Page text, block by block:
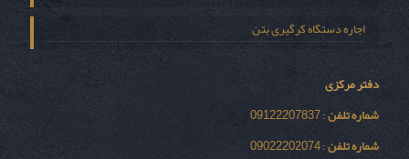
اجاره دستگاه کرگیری بتن
دفتر مرکزی
شماره تلفن: 09122207837
شماره تلفن: 09022202074